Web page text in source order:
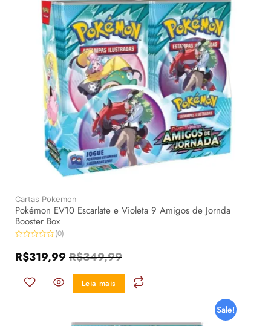
Cartas Pokemon
Pokémon EV10 Escarlate e Violeta 9 Amigos de Jornda
Booster Box
0
de
(0)
R$349,99
R$319,99
Leia mais
Sale!